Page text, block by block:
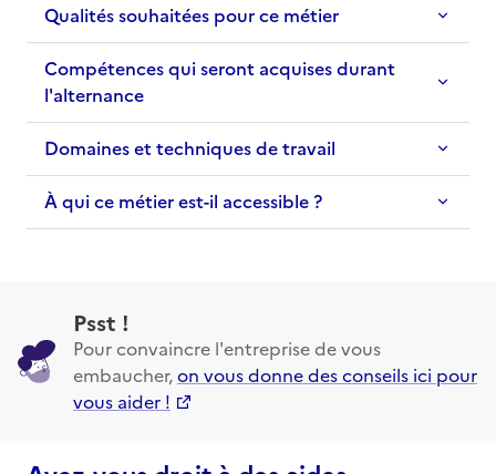
Qualités souhaitées pour ce métier
Compétences qui seront acquises durant
l'alternance
Domaines et techniques de travail
À qui ce métier est-il accessible ?
Psst !
Pour convaincre l'entreprise de vous
embaucher,on vous donne des conseils ici pour
vous aider !